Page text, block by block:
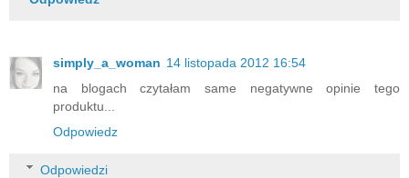
simply_a_woman 14 listopada 2012 16:54
na blogach czytałam same negatywne opinie tego
produktu...
Odpowiedz
Odpowiedzi